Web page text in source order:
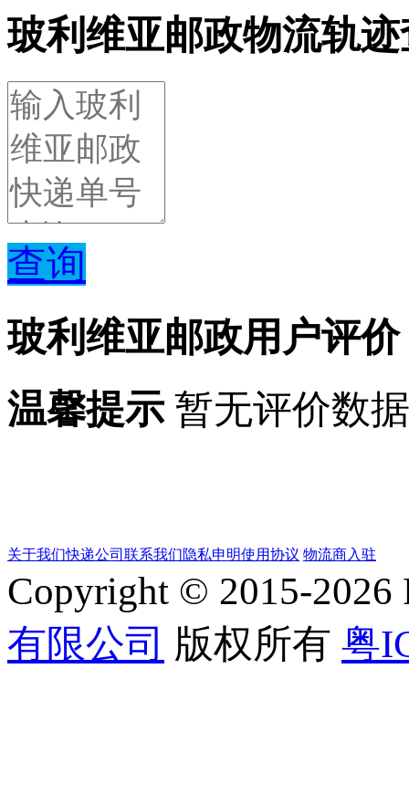
玻利维亚邮政物流轨
查询
玻利维亚邮政用户评价
温馨提示暂无评价数据
关于我们快递公司 联系我们隐私申明使用协议 物流商入驻
Copyright © 2015-2026
有限公司 版权所有 粤